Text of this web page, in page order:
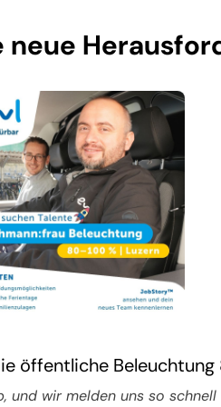
öffentliche Beleuchtung
und wir melden uns so